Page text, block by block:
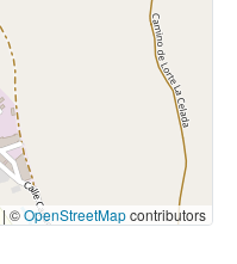
|©OpenStreetMapcontributors